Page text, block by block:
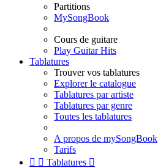
Partitions
MySongBook
Cours de guitare
Play Guitar Hits
Tablatures
Trouver vos tablatures
Explorer le catalogue
Tablatures par artiste
Tablatures par genre
Toutes les tablatures
A propos de mySongBook
Tarifs
  Tablatures 